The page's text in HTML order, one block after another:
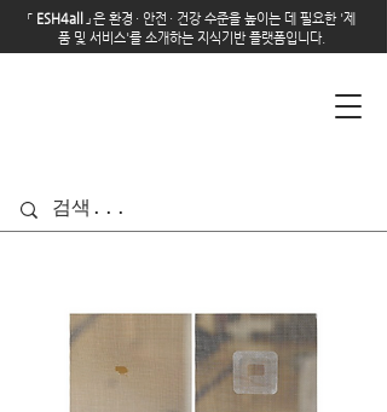
「 ESH4all 」은 환경 · 안전 · 건강 수준을 높이는 데 필요한 '제
품 및 서비스'를 소개하는 지식기반 플랫폼입니다.